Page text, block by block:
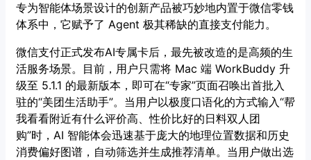
专为智能体场景设计的创新产品被巧妙地内置于微信零钱
体系中，它赋予了 Agent 极其稀缺的直接支付能力。
微信支付正式发布AI专属卡后，最先被改造的是高频的生
活服务场景。目前，用户只需将 Mac 端 WorkBuddy 升
级至 5.1.1 的最新版本，即可在“专家”页面召唤出首批入
驻的“美团生活助手”。当用户以极度口语化的方式输入“帮
我看看附近有什么评价高、性价比好的日料双人团
购”时，AI 智能体会迅速基于庞大的地理位置数据和历史
消费偏好图谱，自动筛选并生成推荐清单。当用户做出选